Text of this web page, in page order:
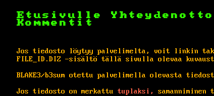
Etusivulle
Kommentit
Jos tiedosto löytyy palvelimelta, voit linkin
FILE_ID.DIZ -sisältö tällä sivulla olevaa
BLAKE3/b3sum otettu palvelimella olevasta
Jos tiedosto on merkattu tuplaksi,